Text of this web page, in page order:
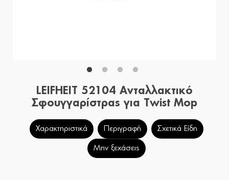
LEIFHEIT 52104 Ανταλλακτικό
Σφουγγαρίστρας για Twist Mop
Χαρακτηριστικά Περιγραφή Σχετικά Είδη
Μην ξεχάσεις